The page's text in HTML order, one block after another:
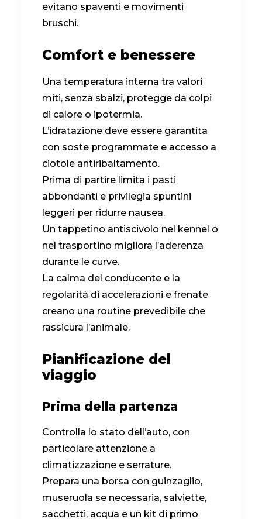
evitano spaventi e movimenti
bruschi.
Comfort e benessere
Una temperatura interna tra valori
miti, senza sbalzi, protegge da colpi
di calore o ipotermia.
L’idratazione deve essere garantita
con soste programmate e accesso a
ciotole antiribaltamento.
Prima di partire limita i pasti
abbondanti e privilegia spuntini
leggeri per ridurre nausea.
Un tappetino antiscivolo nel kennel o
nel trasportino migliora l’aderenza
durante le curve.
La calma del conducente e la
regolarità di accelerazioni e frenate
creano una routine prevedibile che
rassicura l’animale.
Pianificazione del
viaggio
Prima della partenza
Controlla lo stato dell’auto, con
particolare attenzione a
climatizzazione e serrature.
Prepara una borsa con guinzaglio,
museruola se necessaria, salviette,
sacchetti, acqua e un kit di primo